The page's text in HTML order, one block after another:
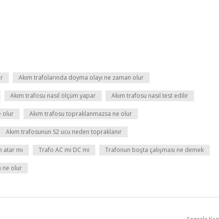
Akım trafolarında doyma olayı ne zaman olur
Akım trafosu nasıl ölçüm yapar Akım trafosu nasıl test edilir
olur Akım trafosu topraklanmazsa ne olur
Akım trafosunun S2 ucu neden topraklanır
atar mı Trafo AC mi DC mi Trafonun boşta çalışması ne demek
ne olur